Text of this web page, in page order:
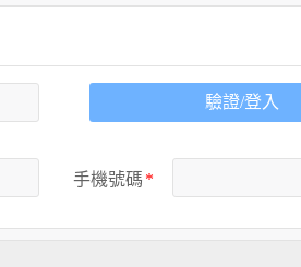
驗證/登入
手機號碼